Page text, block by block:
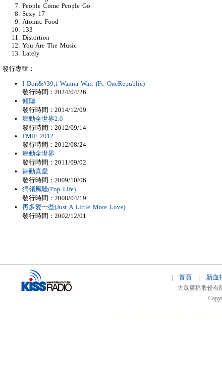
People Come People Go
Sexy 17
Atomic Food
133
Distortion
You Are The Music
Lately
發行專輯：
I Don&#39;t Wanna Wait (Ft. OneRepublic)
發行時間：2024/04/26
傾聽
發行時間：2014/12/09
舞動全世界2.0
發行時間：2012/09/14
FMIF 2012
發行時間：2012/08/24
舞動全世界
發行時間：2011/09/02
舞動真愛
發行時間：2009/10/06
獨領風騷(Pop Life)
發行時間：2008/04/19
再多愛一些(Just A Little More Love)
發行時間：2002/12/01
首頁 新血
大眾廣播股份有